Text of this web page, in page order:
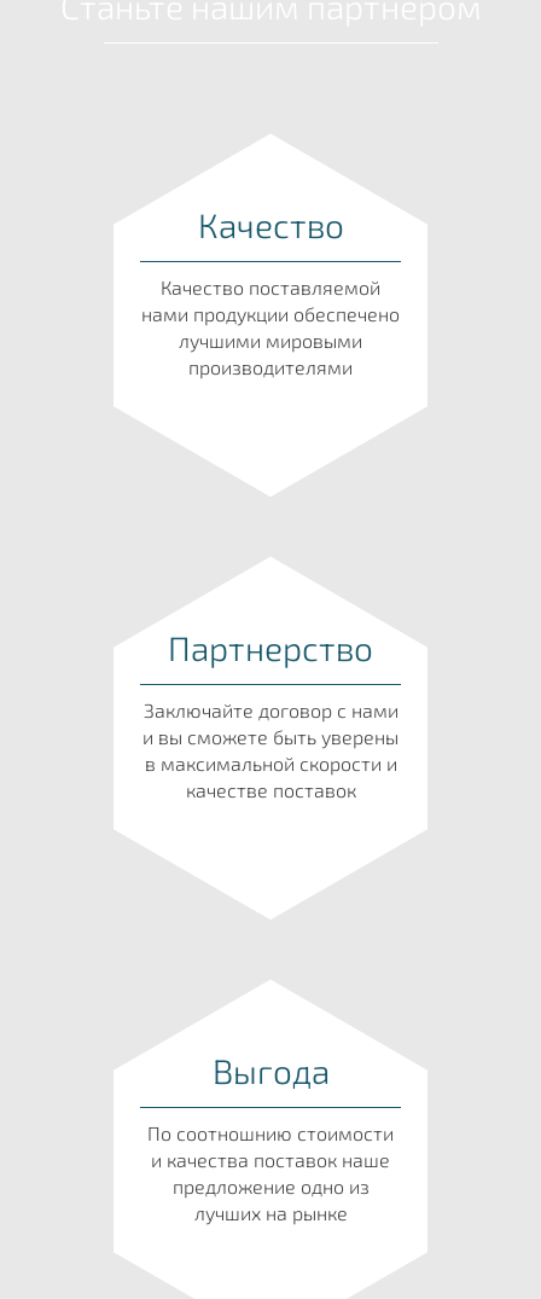
Качество
Качество поставляемой
нами продукции обеспечено
лучшими мировыми
производителями
Партнерство
Заключайте договор с нами
и вы сможете быть уверены
в максимальной скорости и
качестве поставок
Выгода
По соотношнию стоимости
и качества поставок наше
предложение одно из
лучших на рынке